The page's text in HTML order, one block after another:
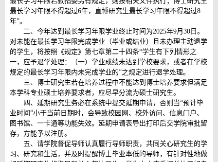
最长学习年限不得超过6年，直博研究生最长学习年限不得超过8
年”。
二、今年达到最长学习年限学业终止时间为2025年9月30日。
对未能在最长学习年限完成学业（毕业或结业）且未办理主动退学
的学生，将按照《规定》第七章第二十四条“学生有下列情形之
一，应予退学处理：（一）学业成绩未达到学校要求，或者在学校
规定的最长学习年限内未完成学业的”之规定进行退学处理。
三、博士研究生若在培养过程中不能达到博士培养要求但满足
本学科专业硕士培养要求者，应尽早分流为硕士研究生。
四、延期研究生务必在系统中提交延期申请，否则当“预计毕
业时间”小于当前日期时，会导致校园网、校外访问、信息门户、
图书馆、一卡通等功能失效。延期申请表导出打印后交学院审批留
存，方能予以注册。
五、请学院督促导师认真履行导师职责，共同关心研究生的学
习、研究和生活，并及时提醒博士毕业率低的导师，有针对性地做